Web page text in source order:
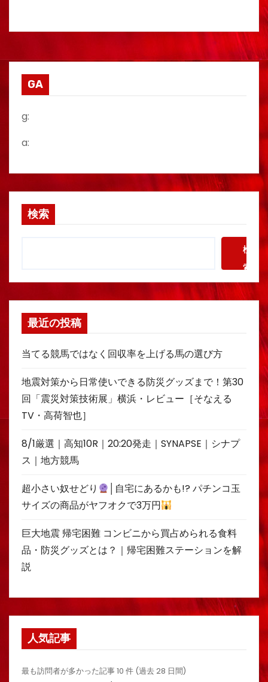
GA
g:
a:
検索
検
索
最近の投稿
当てる競馬ではなく回収率を上げる馬の選び方
地震対策から日常使いできる防災グッズまで！第30
回「震災対策技術展」横浜・レビュー［そなえる
TV・高荷智也］
8/1厳選｜高知10R｜20:20発走｜SYNAPSE｜シナプ
ス｜地方競馬
超小さい奴せどり
│自宅にあるかも!? パチンコ玉
サイズの商品がヤフオクで3万円
巨大地震 帰宅困難 コンビニから買占められる食料
品・防災グッズとは？｜帰宅困難ステーションを解
説
人気記事
最も訪問者が多かった記事 10 件 (過去 28 日間)